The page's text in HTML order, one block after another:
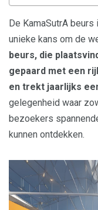
De KamaSutrA
unieke kans om de
beurs, die
gepaard met een
en trekt jaarlijks
gelegenheid waar
bezoekers
kunnen ontdekken.